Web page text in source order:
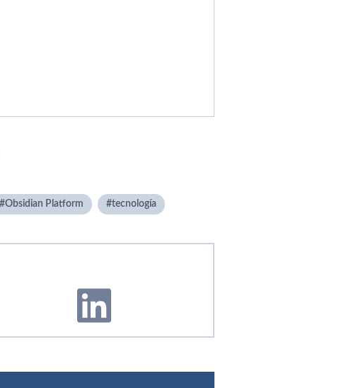
Obsidian Platform tecnologí­a